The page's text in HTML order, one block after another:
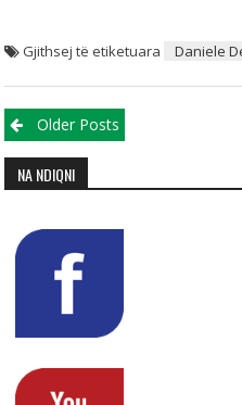
Gjithsej të etiketuara Daniele
Posts navigation
Older Posts
NA NDIQNI